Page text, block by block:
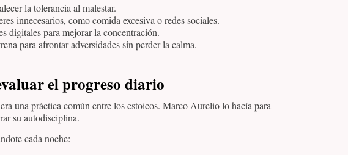
la tolerancia al malestar.
innecesarios, como comida excesiva o redes sociales.
digitales para mejorar la concentración.
para afrontar adversidades sin perder la calma.
el progreso diario
una práctica común entre los estoicos. Marco Aurelio lo hacía para
su autodisciplina.
cada noche: